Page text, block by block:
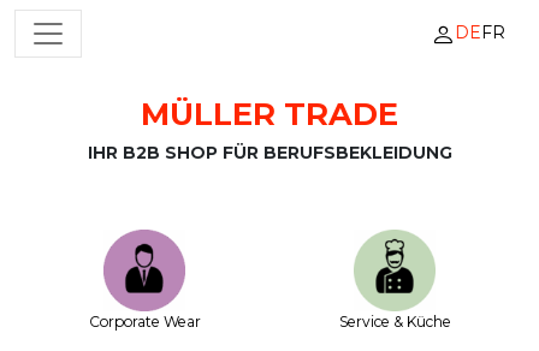
Zum Inhalt springen
HAUPTNAVIGATION DEFR
MÜLLER TRADE
IHR B2B SHOP FÜR BERUFSBEKLEIDUNG
Corporate Wear Service & Küche